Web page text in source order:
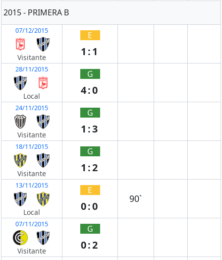
2015 - PRIMERA B
07/12/2015
Visitante
E
1:1
28/11/2015
Local
G
4:0
24/11/2015
Visitante
G
1:3
18/11/2015
Visitante
G
1:2
13/11/2015
Local
E
0:0
90`
07/11/2015
Visitante
G
0:2